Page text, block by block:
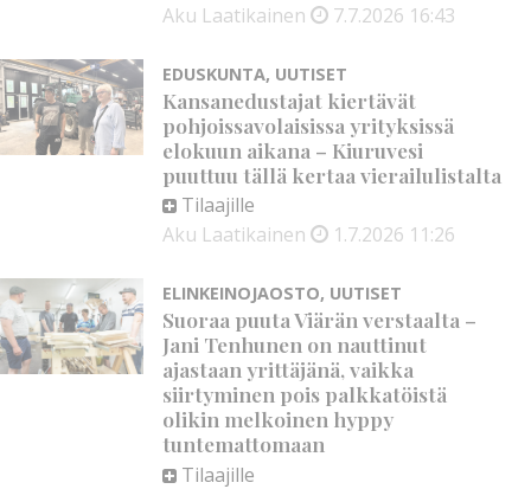
Aku Laatikainen
7.7.2026 16:43
EDUSKUNTA, UUTISET
Kansanedustajat kiertävät
pohjoissavolaisissa yrityksissä
elokuun aikana – Kiuruvesi
puuttuu tällä kertaa vierailulistalta
Tilaajille
Aku Laatikainen
1.7.2026 11:26
ELINKEINOJAOSTO, UUTISET
Suoraa puuta Viärän verstaalta –
Jani Tenhunen on nauttinut
ajastaan yrittäjänä, vaikka
siirtyminen pois palkkatöistä
olikin melkoinen hyppy
tuntemattomaan
Tilaajille